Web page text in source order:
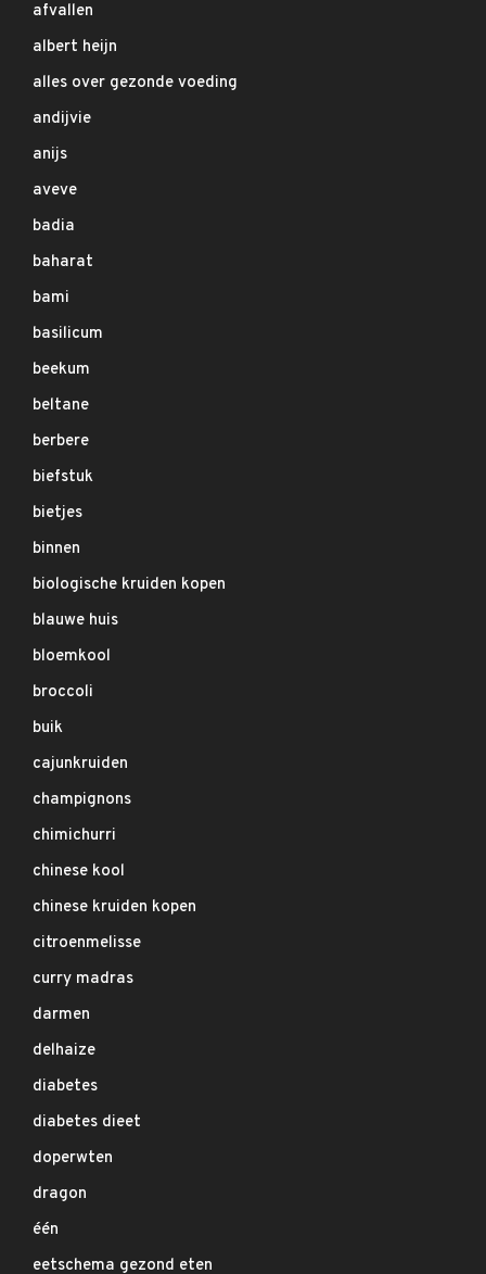
afvallen
albert heijn
alles over gezonde voeding
andijvie
anijs
aveve
badia
baharat
bami
basilicum
beekum
beltane
berbere
biefstuk
bietjes
binnen
biologische kruiden kopen
blauwe huis
bloemkool
broccoli
buik
cajunkruiden
champignons
chimichurri
chinese kool
chinese kruiden kopen
citroenmelisse
curry madras
darmen
delhaize
diabetes
diabetes dieet
doperwten
dragon
één
eetschema gezond eten